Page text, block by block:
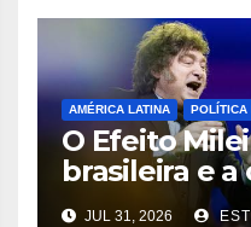
AMÉRICA LATINA POLÍTICA
O Efeito
brasileira e a
diplomática
JUL 31, 2026